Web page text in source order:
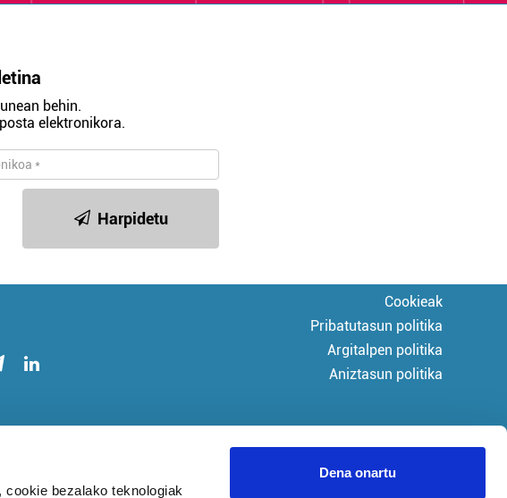
bezalako teknologiak
Dena onartu
behin.
elektronikora.
Harpidetu
Cookieak
Pribatutasun politika
Argitalpen politika
Aniztasun politika